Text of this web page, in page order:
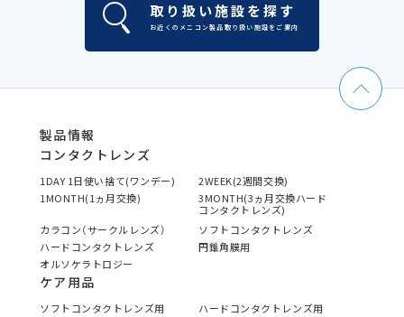
取り扱い施設を探す
お近くのメニコン製品取り扱い施設をご案内
製品情報
コンタクトレンズ
1DAY 1日使い捨て(ワンデー)
2WEEK(2週間交換)
1MONTH(1ヵ月交換)
3MONTH(3ヵ月交換ハード
コンタクトレンズ)
カラコン（サークルレンズ）
ソフトコンタクトレンズ
ハードコンタクトレンズ
円錐角膜用
オルソケラトロジー
ケア用品
ソフトコンタクトレンズ用
ハードコンタクトレンズ用